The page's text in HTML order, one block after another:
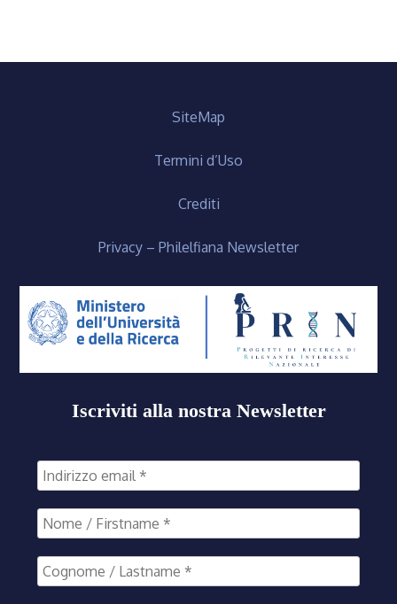
SiteMap
Termini d’Uso
Crediti
Privacy – Philelfiana Newsletter
Iscriviti alla nostra Newsletter